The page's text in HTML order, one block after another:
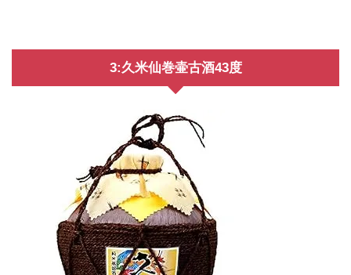
3:久米仙巻壷古酒43度